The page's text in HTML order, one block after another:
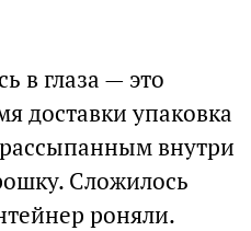
в глаза — это
доставки упаковка
внутри
Сложилось
роняли.